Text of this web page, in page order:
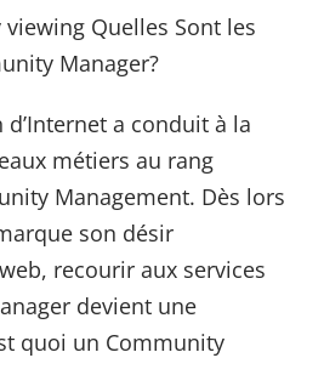
a conduit à la
métiers au rang
Management. Dès lors
son désir
recourir aux services
devient une
quoi un Community